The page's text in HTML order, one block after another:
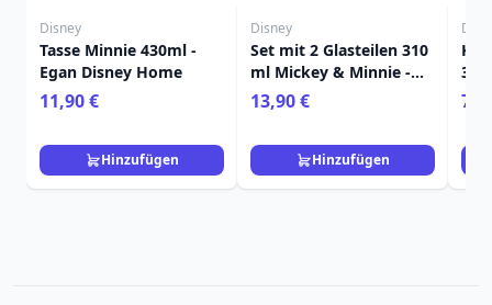
Disney
Tasse Minnie 430ml -
Egan Disney Home
11,90 €
Hinzufügen
Disney
Set mit 2 Glasteilen 310
ml Mickey & Minnie -
Egan Disney Home
13,90 €
Hinzufügen